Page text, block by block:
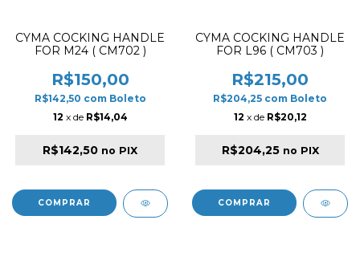
CYMA COCKING HANDLE
FOR M24 ( CM702 )
R$150,00
R$142,50 com Boleto
12 x de R$14,04
R$142,50 no PIX
CYMA COCKING HANDLE
FOR L96 ( CM703 )
R$215,00
R$204,25 com Boleto
12 x de R$20,12
R$204,25 no PIX